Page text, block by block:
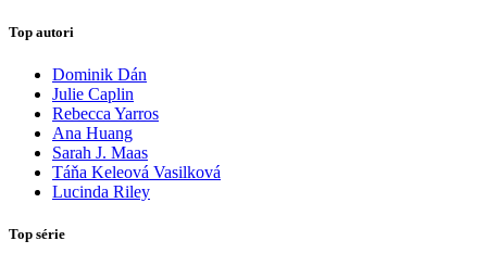
Top autori
Dominik Dán
Julie Caplin
Rebecca Yarros
Ana Huang
Sarah J. Maas
Táňa Keleová Vasilková
Lucinda Riley
Top série